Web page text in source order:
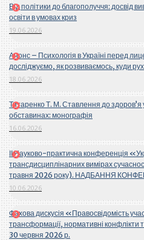
Від політики до благополуччя: досвід
освіти в умовах криз
19.06.2026
Анонс – Психологія в Україні перед
досліджуємо, як розвиваємось, куди
18.06.2026
Титаренко Т. М. Ставлення до здоров’я
обставинах: монографія
16.06.2026
ІІ Науково-практична конференція
трансдисциплінарних вимірах
травня 2026 року). НАДБАННЯ
10.06.2026
Фахова дискусія «Правосвідомість
трансформації, нормативні конфлікти
30 червня 2026 р.